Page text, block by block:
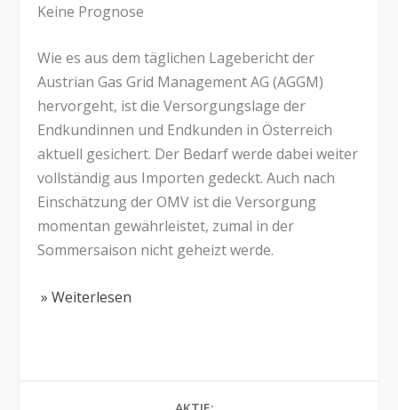
Keine Prognose
Wie es aus dem täglichen Lagebericht der
Austrian Gas Grid Management AG (AGGM)
hervorgeht, ist die Versorgungslage der
Endkundinnen und Endkunden in Österreich
aktuell gesichert. Der Bedarf werde dabei weiter
vollständig aus Importen gedeckt. Auch nach
Einschätzung der OMV ist die Versorgung
momentan gewährleistet, zumal in der
Sommersaison nicht geheizt werde.
» Weiterlesen